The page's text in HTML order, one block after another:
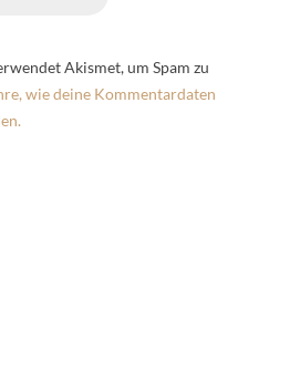
Akismet, um Spam zu
wie deine Kommentardaten